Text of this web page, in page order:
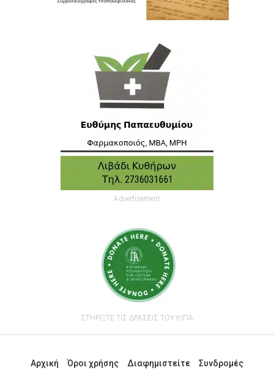
Advertisement
ΣΤΗΡΙΞΤΕ ΤΙΣ ΔΡΑΣΕΙΣ ΤΟΥ ΚΙΠΑ
Αρχική Όροι χρήσης Διαφημιστείτε Συνδρομές